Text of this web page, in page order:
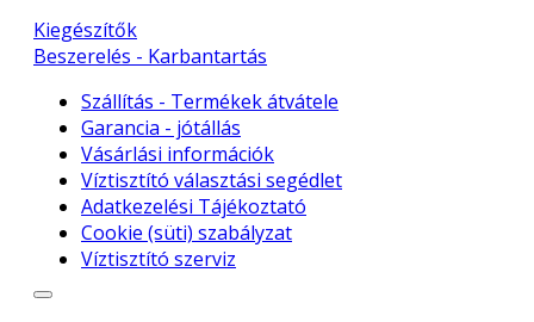
Kiegészítők
Beszerelés - Karbantartás
Szállítás - Termékek átvátele
Garancia - jótállás
Vásárlási információk
Víztisztító választási segédlet
Adatkezelési Tájékoztató
Cookie (süti) szabályzat
Víztisztító szerviz